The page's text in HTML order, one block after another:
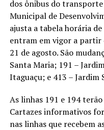
dos ônibus do
Municipal de
ajusta a tabela horária
entram em vigor a partir
21 de agosto. São
Santa Maria; 191 –
Itaguaçu; e 413 – Jardim
As linhas 191 e 194
Cartazes informativos
nas linhas que recebem